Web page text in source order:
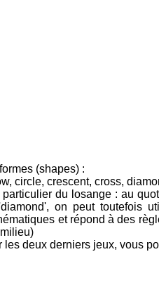
(shapes) :
circle, crescent, cross,
du losange : au
on peut toutefois
et répond à des
les deux derniers jeux, vous